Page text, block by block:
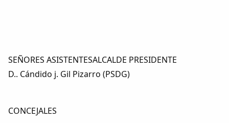
Idiosincrasia
SEÑORES ASISTENTESALCALDE PRESIDENTE
D.. Cándido j. Gil Pizarro (PSDG)
CONCEJALES